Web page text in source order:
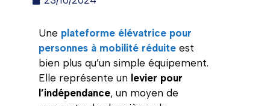
Une plateforme élévatrice pour
personnes à mobilité réduiteest
bien plus qu’un simple équipement.
Elle représente un levier pour
l’indépendance, un moyen de